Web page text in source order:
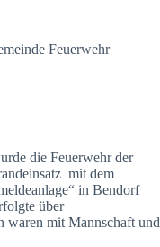
Feuerwehr
die Feuerwehr der
mit dem
in Bendorf
über
waren mit Mannschaft und